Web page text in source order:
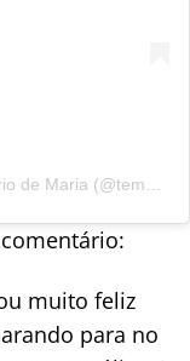
muito feliz
para no